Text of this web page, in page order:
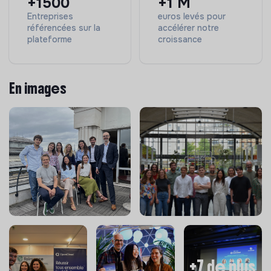
Amélioration continue des connaissances et des
processus de l’entreprise :
Contribuer à l’amélioration continue de nos
Participer à l’enrichissement de nos connaissances
Assurer une veille sur les enjeux liés au climat et à
Le stagiaire pourra être amené à contribuer à la
rédaction d’articles spécialisés sur les sujets ESG.
🌱 Pourquoi nous rejoindre :
Rejoignez une équipe en fort développement,
animée par l’envie de faire bouger les lignes dans un
esprit collaboratif et enthousiaste.
Contribuez activement au développement d’une
startup à impact positif.
Entreprises
référencées sur la
plateforme
euros levés pour
accélérer notre
croissance
En images